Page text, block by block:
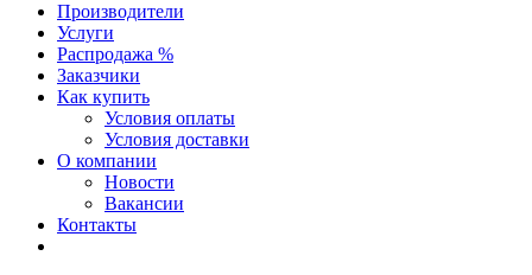
Производители
Услуги
Распродажа %
Заказчики
Как купить
Условия оплаты
Условия доставки
О компании
Новости
Вакансии
Контакты